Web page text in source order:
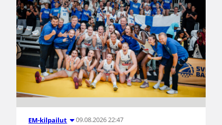
EM-kilpailut 09.08.2026 22:47